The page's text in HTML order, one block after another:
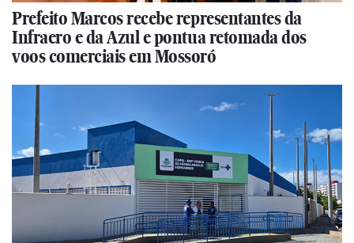
Prefeito Marcos recebe representantes da
Infraero e da Azul e pontua retomada dos
voos comerciais em Mossoró